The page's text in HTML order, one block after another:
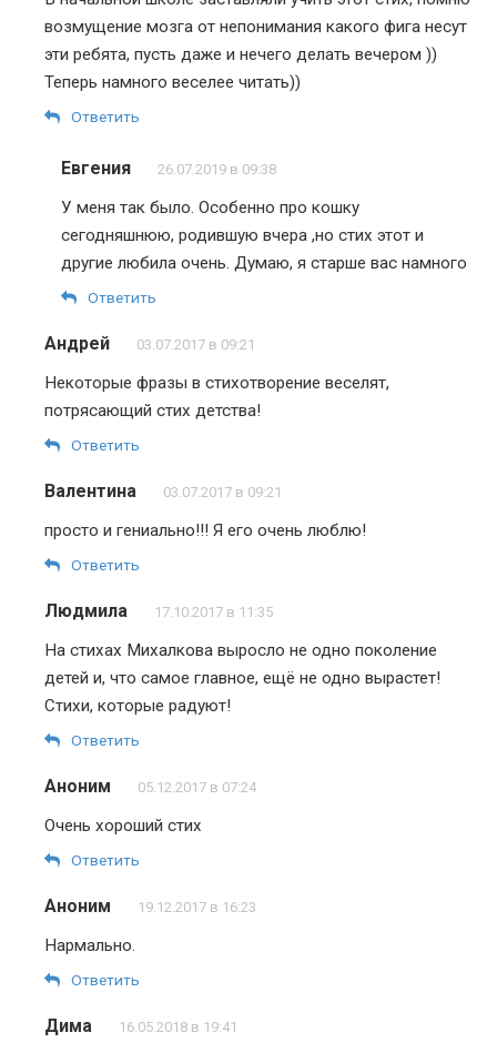
возмущение мозга от непонимания какого фига несут
эти ребята, пусть даже и нечего делать вечером ))
Теперь намного веселее читать))
Ответить
Евгения 26.07.2019 в 09:38
У меня так было. Особенно про кошку
сегодняшнюю, родившую вчера ,но стих этот и
другие любила очень. Думаю, я старше вас намного
Ответить
Андрей 03.07.2017 в 09:21
Некоторые фразы в стихотворение веселят,
потрясающий стих детства!
Ответить
Валентина 03.07.2017 в 09:21
просто и гениально!!! Я его очень люблю!
Ответить
Людмила 17.10.2017 в 11:35
На стихах Михалкова выросло не одно поколение
детей и, что самое главное, ещё не одно вырастет!
Стихи, которые радуют!
Ответить
Аноним 05.12.2017 в 07:24
Очень хороший стих
Ответить
Аноним 19.12.2017 в 16:23
Нармально.
Ответить
Дима 16.05.2018 в 19:41